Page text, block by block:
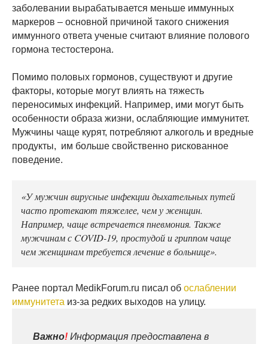
заболевании вырабатывается меньше иммунных
маркеров – основной причиной такого снижения
иммунного ответа ученые считают влияние полового
гормона тестостерона.
Помимо половых гормонов, существуют и другие
факторы, которые могут влиять на тяжесть
переносимых инфекций. Например, ими могут быть
особенности образа жизни, ослабляющие иммунитет.
Мужчины чаще курят, потребляют алкоголь и вредные
продукты, им больше свойственно рискованное
поведение.
«У мужчин вирусные инфекции дыхательных путей
часто протекают тяжелее, чем у женщин.
Например, чаще встречается пневмония. Также
мужчинам с COVID-19, простудой и гриппом чаще
чем женщинам требуется лечение в больнице».
Ранее портал MedikForum.ru писал об ослаблении
иммунитета из-за редких выходов на улицу.
Важно! Информация предоставлена в